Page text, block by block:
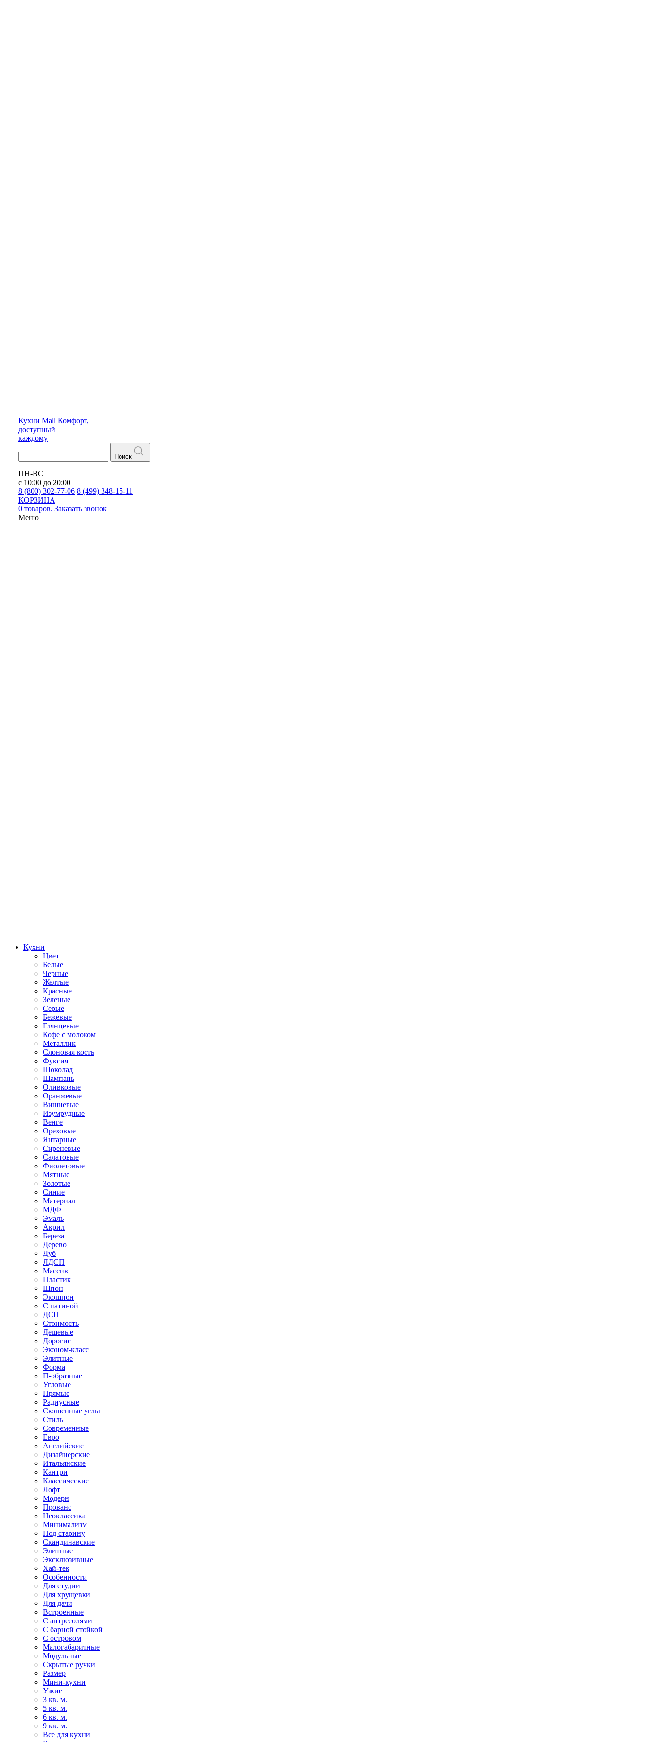
Кухни Mall Комфорт,
доступный
каждому
Поиск
ПН-ВС
с 10:00 до 20:00
8 (800) 302-77-06 8 (499) 348-15-11
КОРЗИНА
0 товаров. Заказать звонок
Меню
Кухни
Цвет
Белые
Черные
Желтые
Красные
Зеленые
Серые
Бежевые
Глянцевые
Кофе с молоком
Металлик
Слоновая кость
Фуксия
Шоколад
Шампань
Оливковые
Оранжевые
Вишневые
Изумрудные
Венге
Ореховые
Янтарные
Сиреневые
Салатовые
Фиолетовые
Мятные
Золотые
Синие
Материал
МДФ
Эмаль
Акрил
Береза
Дерево
Дуб
ЛДСП
Массив
Пластик
Шпон
Экошпон
С патиной
ДСП
Стоимость
Дешевые
Дорогие
Эконом-класс
Элитные
Форма
П-образные
Угловые
Прямые
Радиусные
Скошенные углы
Стиль
Современные
Евро
Английские
Дизайнерские
Итальянские
Кантри
Классические
Лофт
Модерн
Прованс
Неоклассика
Минимализм
Под старину
Скандинавские
Элитные
Эксклюзивные
Хай-тек
Особенности
Для студии
Для хрущевки
Для дачи
Встроенные
С антресолями
С барной стойкой
С островом
Малогабаритные
Модульные
Скрытые ручки
Размер
Мини-кухни
Узкие
3 кв. м.
5 кв. м.
6 кв. м.
9 кв. м.
Все для кухни